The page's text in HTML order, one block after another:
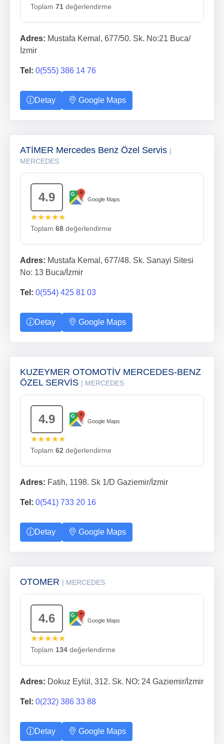
Toplam 71 değerlendirme
Adres: Mustafa Kemal, 677/50. Sk. No:21 Buca/
İzmir
Tel: 0(555) 386 14 76
Detay Google Maps
ATİMER Mercedes Benz Özel Servis |
MERCEDES
4.9 Google Maps
★★★★★
Toplam 68 değerlendirme
Adres: Mustafa Kemal, 677/48. Sk. Sanayi Sitesi
No: 13 Buca/İzmir
Tel: 0(554) 425 81 03
Detay Google Maps
KUZEYMER OTOMOTİV MERCEDES-BENZ
ÖZEL SERVİS | MERCEDES
4.9 Google Maps
★★★★★
Toplam 62 değerlendirme
Adres: Fatih, 1198. Sk 1/D Gaziemir/İzmir
Tel: 0(541) 733 20 16
Detay Google Maps
OTOMER | MERCEDES
4.6 Google Maps
★★★★★
Toplam 134 değerlendirme
Adres: Dokuz Eylül, 312. Sk. NO: 24 Gaziemir/İzmir
Tel: 0(232) 386 33 88
Detay Google Maps